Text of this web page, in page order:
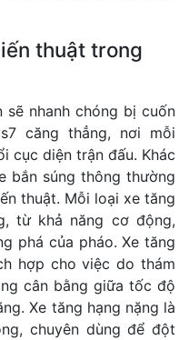
thuật trong
sẽ nhanh chóng bị cuốn
căng thẳng, nơi mỗi
cục diện trận đấu. Khác
bắn súng thông thường
thuật. Mỗi loại xe tăng
từ khả năng cơ động,
phá của pháo. Xe tăng
hợp cho việc do thám
cân bằng giữa tốc độ
Xe tăng hạng nặng là
chuyên dùng để đột